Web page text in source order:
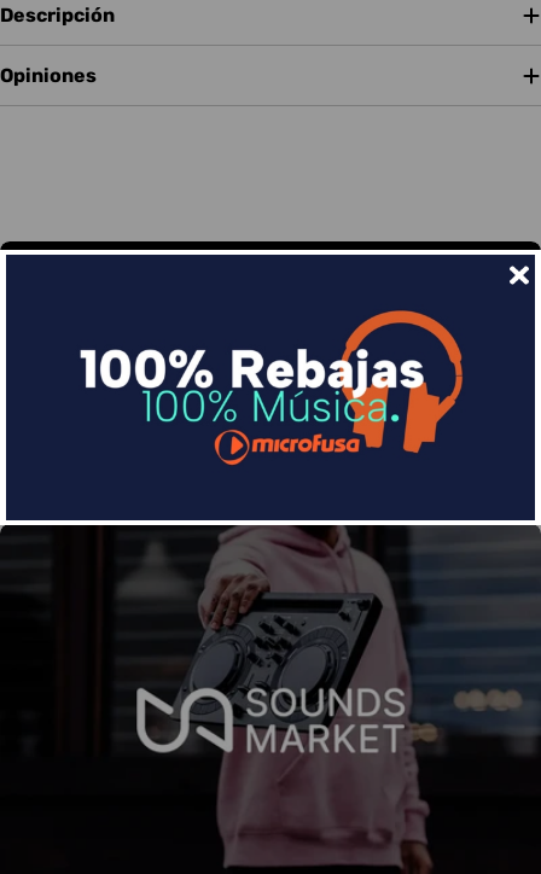
Descripción
Opiniones
Divide en 3 sin coste o hasta en 18 meses por una
pequeña cuota al mes con Sequra
Más info